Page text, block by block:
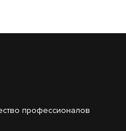
профессионалов